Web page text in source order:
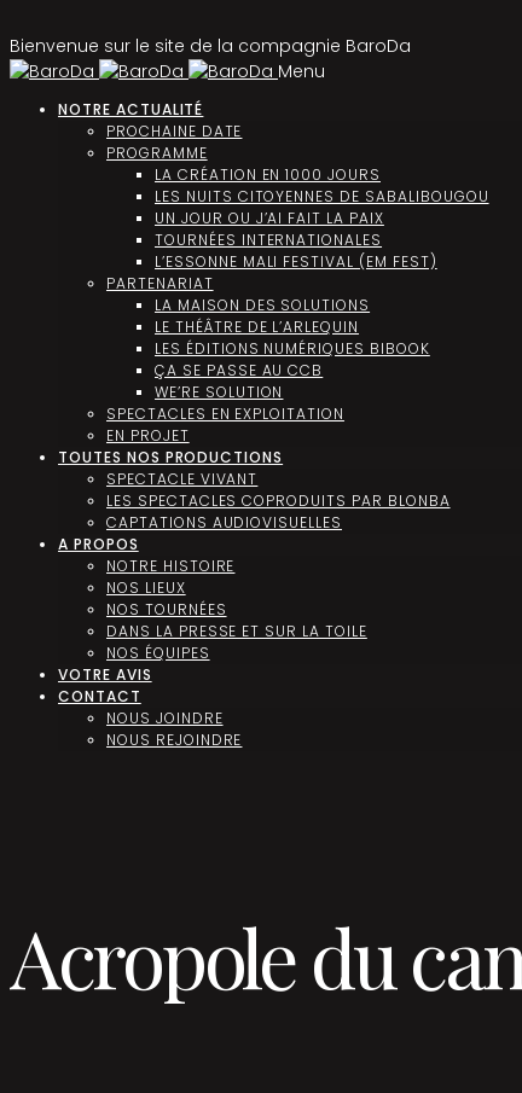
Bienvenue sur le site de la compagnie BaroDa
Menu
NOTRE ACTUALITÉ
PROCHAINE DATE
PROGRAMME
LA CRÉATION EN 1000 JOURS
LES NUITS CITOYENNES DE SABALIBOUGOU
UN JOUR OU J’AI FAIT LA PAIX
TOURNÉES INTERNATIONALES
L’ESSONNE MALI FESTIVAL (EM FEST)
PARTENARIAT
LA MAISON DES SOLUTIONS
LE THÉÂTRE DE L’ARLEQUIN
LES ÉDITIONS NUMÉRIQUES BIBOOK
ÇA SE PASSE AU CCB
WE’RE SOLUTION
SPECTACLES EN EXPLOITATION
EN PROJET
TOUTES NOS PRODUCTIONS
SPECTACLE VIVANT
LES SPECTACLES COPRODUITS PAR BLONBA
CAPTATIONS AUDIOVISUELLES
A PROPOS
NOTRE HISTOIRE
NOS LIEUX
NOS TOURNÉES
DANS LA PRESSE ET SUR LA TOILE
NOS ÉQUIPES
VOTRE AVIS
CONTACT
NOUS JOINDRE
NOUS REJOINDRE
Acropole du